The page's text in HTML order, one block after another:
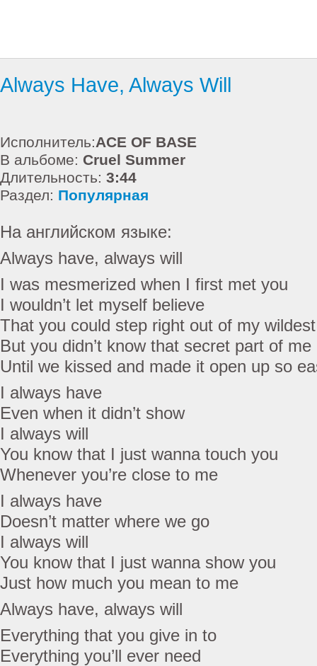
Always Have, Always Will
Исполнитель:ACE OF BASE
В альбоме: Cruel Summer
Длительность: 3:44
Раздел: Популярная
На английском языке:
Always have, always will
I was mesmerized when I first met you
I wouldn’t let myself believe
That you could step right out of my
But you didn’t know that secret part of me
Until we kissed and made it open up so
I always have
Even when it didn’t show
I always will
You know that I just wanna touch you
Whenever you’re close to me
I always have
Doesn’t matter where we go
I always will
You know that I just wanna show you
Just how much you mean to me
Always have, always will
Everything that you give in to
Everything you’ll ever need